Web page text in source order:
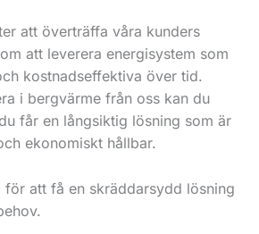
att överträffa våra kunders
att leverera energisystem som
kostnadseffektiva över tid.
i bergvärme från oss kan du
får en långsiktig lösning som är
ekonomiskt hållbar.
för att få en skräddarsydd lösning